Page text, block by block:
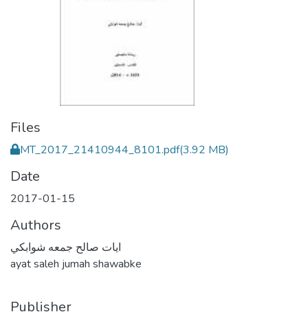
Files
MT_2017_21410944_8101.pdf(3.92 MB)
Date
2017-01-15
Authors
ايات صالح جمعه شوابكي
ayat saleh jumah shawabke
Publisher